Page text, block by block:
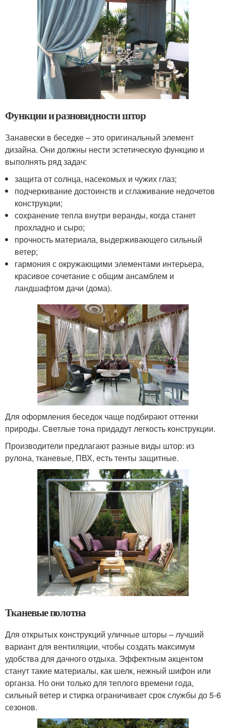
Функции и разновидности штор
Занавески в беседке – это оригинальный элемент
дизайна. Они должны нести эстетическую функцию и
выполнять ряд задач:
защита от солнца, насекомых и чужих глаз;
подчеркивание достоинств и сглаживание недочетов
конструкции;
сохранение тепла внутри веранды, когда станет
прохладно и сыро;
прочность материала, выдерживающего сильный
ветер;
гармония с окружающими элементами интерьера,
красивое сочетание с общим ансамблем и
ландшафтом дачи (дома).
Для оформления беседок чаще подбирают оттенки
природы. Светлые тона придадут легкость конструкции.
Производители предлагают разные виды штор: из
рулона, тканевые, ПВХ, есть тенты защитные.
Тканевые полотна
Для открытых конструкций уличные шторы – лучший
вариант для вентиляции, чтобы создать максимум
удобства для дачного отдыха. Эффектным акцентом
станут такие материалы, как шелк, нежный шифон или
органза. Но они только для теплого времени года,
сильный ветер и стирка ограничивает срок службы до 5-6
сезонов.